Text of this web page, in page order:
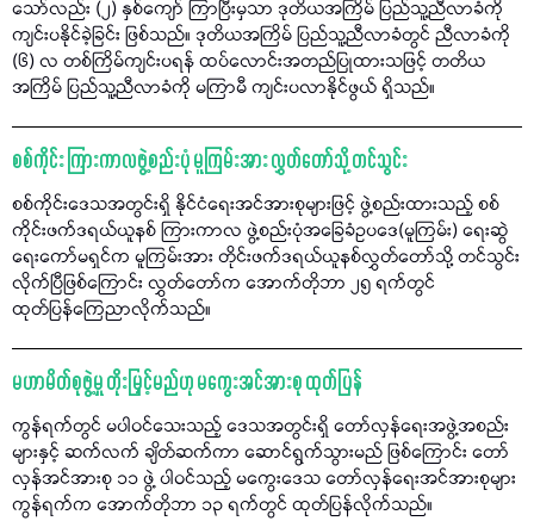
သော်လည်း (၂) နှစ်ကျော် ကြာပြီးမှသာ ဒုတိယအကြိမ် ပြည်သူ့ညီလာခံကို
ကျင်းပနိုင်ခဲ့ခြင်း ဖြစ်သည်။ ဒုတိယအကြိမ် ပြည်သူ့ညီလာခံတွင် ညီလာခံကို
(၆) လ တစ်ကြိမ်ကျင်းပရန် ထပ်လောင်းအတည်ပြုထားသဖြင့် တတိယ
အကြိမ် ပြည်သူ့ညီလာခံကို မကြာမီ ကျင်းပလာနိုင်ဖွယ် ရှိသည်။
စစ်ကိုင်း ကြားကာလဖွဲ့စည်းပုံ မူကြမ်းအား လွှတ်တော်သို့ တင်သွင်း
စစ်ကိုင်းဒေသအတွင်းရှိ နိုင်ငံရေးအင်အားစုများဖြင့် ဖွဲ့စည်းထားသည့် စစ်
ကိုင်းဖက်ဒရယ်ယူနစ် ကြားကာလ ဖွဲ့စည်းပုံအခြေခံဥပဒေ(မူကြမ်း) ရေးဆွဲ
ရေးကော်မရှင်က မူကြမ်းအား တိုင်းဖက်ဒရယ်ယူနစ်လွှတ်တော်သို့ တင်သွင်း
လိုက်ပြီဖြစ်ကြောင်း လွှတ်တော်က အောက်တိုဘာ ၂၅ ရက်တွင်
ထုတ်ပြန်ကြေညာလိုက်သည်။
မဟာမိတ်စုဖွဲ့မှု တိုးမြှင့်မည်ဟု မကွေးအင်အားစု ထုတ်ပြန်
ကွန်ရက်တွင် မပါဝင်သေးသည့် ဒေသအတွင်းရှိ တော်လှန်ရေးအဖွဲ့အစည်း
များနှင့် ဆက်လက် ချိတ်ဆက်ကာ ဆောင်ရွက်သွားမည် ဖြစ်ကြောင်း တော်
လှန်အင်အားစု ၁၁ ဖွဲ့ ပါဝင်သည့် မကွေးဒေသ တော်လှန်ရေးအင်အားစုများ
ကွန်ရက်က အောက်တိုဘာ ၁၃ ရက်တွင် ထုတ်ပြန်လိုက်သည်။